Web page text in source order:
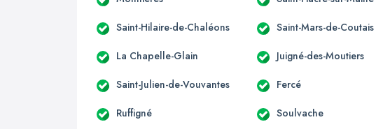
Saint-Hilaire-de-Chaléons Saint-Mars-de-Coutais
La Chapelle-Glain Juigné-des-Moutiers
Saint-Julien-de-Vouvantes Fercé
Ruffigné Soulvache